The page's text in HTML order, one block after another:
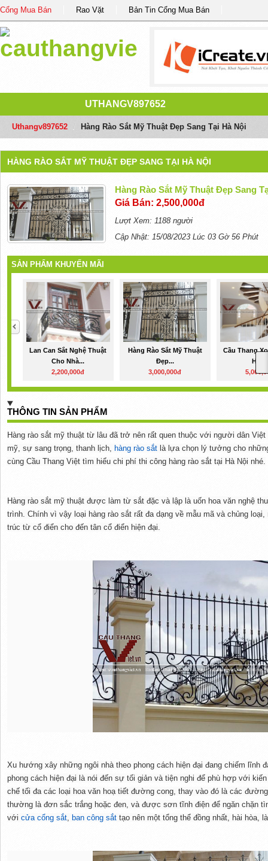
Cổng Mua Bán Rao Vặt Bản Tin Cổng Mua Bán
UTHANGV897652
Uthangv897652 Hàng Rào Sắt Mỹ Thuật Đẹp Sang Tại Hà Nội
HÀNG RÀO SẮT MỸ THUẬT ĐẸP SANG TẠI HÀ NỘI
Hàng Rào Sắt Mỹ Thuật Đẹp Sang
Giá Bán: 2,500,000đ
Lượt Xem: 1188 người
Cập Nhật: 15/08/2023 Lúc 03 Gờ 56 Phút
SẢN PHẨM KHUYẾN MÃI
Lan Can Sắt Nghệ Thuật
Cho Nhà...
2,200,000đ
Hàng Rào Sắt Mỹ Thuật
Đẹp...
3,000,000đ
Cầu Thang
THÔNG TIN SẢN PHẨM
Hàng rào sắt mỹ thuật từ lâu đã trở nên rất quen thuộc với người dân
mỹ, sự sang trọng, thanh lịch,
hàng rào sắtlà lựa chọn lý tưởng cho
cùng Cầu Thang Việt tìm hiểu chi phí thi công hàng rào sắt tại Hà Nội nhé.
Hàng rào sắt mỹ thuật được làm từ sắt đặc và lập là uốn hoa văn nghệ
trình. Chính vì vậy loại hàng rào sắt rất đa dạng về mẫu mã và chủng
trúc từ cổ điển cho đến tân cổ điển hiện đại.
Xu hướng xây những ngôi nhà theo phong cách hiện đại đang chiếm lĩnh
phong cách hiện đại là nói đến sự tối giản và tiện nghi để phù hợp với
chế tối đa các loại hoa văn hoạ tiết đường cong, thay vào đó là các
thường là đơn sắc trắng hoặc đen, và được sơn tĩnh điện để ngăn chặn
với cửa cổng sắt, ban công sắttạo nên một tổng thể đồng nhất, hài hòa,